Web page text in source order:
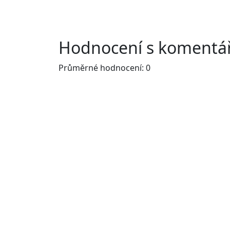
Hodnocení s
Průměrné hodnocení: 0